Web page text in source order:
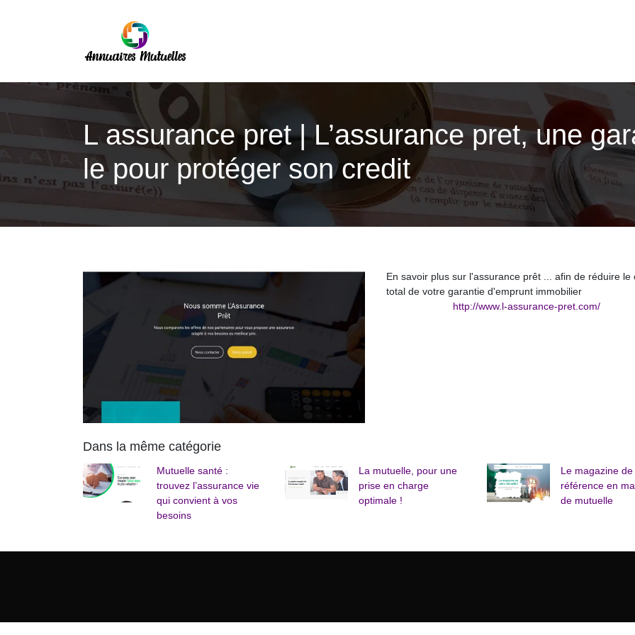
L assurance pret | L’assurance pret, une
le pour protéger son credit
En savoir plus sur l'assurance prêt ... afin de réduire le
total de votre garantie d'emprunt immobilier
http://www.l-assurance-pret.com/
Dans la même catégorie
Mutuelle santé :
trouvez l’assurance vie
qui convient à vos
besoins
La mutuelle, pour une
prise en charge
optimale !
Le magazine de
référence en
de mutuelle